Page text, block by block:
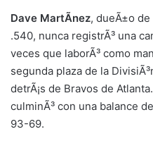
Dave MartÃ­nez, dueÃ±o
.540, nunca registrÃ³ una
veces que laborÃ³ como
segunda plaza de la
detrÃ¡s de Bravos de
culminÃ³ con una balance
93-69.